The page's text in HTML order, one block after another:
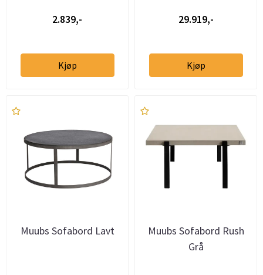
2.839,-
Kjøp
29.919,-
Kjøp
Muubs Sofabord Lavt
Muubs Sofabord Rush
Grå